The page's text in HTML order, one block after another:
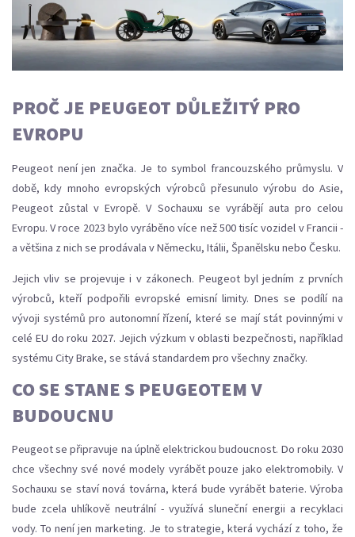
PROČ JE PEUGEOT DŮLEŽITÝ PRO
EVROPU
Peugeot není jen značka. Je to symbol francouzského průmyslu. V
době, kdy mnoho evropských výrobců přesunulo výrobu do Asie,
Peugeot zůstal v Evropě. V Sochauxu se vyrábějí auta pro celou
Evropu. V roce 2023 bylo vyráběno více než 500 tisíc vozidel v Francii -
a většina z nich se prodávala v Německu, Itálii, Španělsku nebo Česku.
Jejich vliv se projevuje i v zákonech. Peugeot byl jedním z prvních
výrobců, kteří podpořili evropské emisní limity. Dnes se podílí na
vývoji systémů pro autonomní řízení, které se mají stát povinnými v
celé EU do roku 2027. Jejich výzkum v oblasti bezpečnosti, například
systému City Brake, se stává standardem pro všechny značky.
CO SE STANE S PEUGEOTEM V
BUDOUCNU
Peugeot se připravuje na úplně elektrickou budoucnost. Do roku 2030
chce všechny své nové modely vyrábět pouze jako elektromobily. V
Sochauxu se staví nová továrna, která bude vyrábět baterie. Výroba
bude zcela uhlíkově neutrální - využívá sluneční energii a recyklaci
vody. To není jen marketing. Je to strategie, která vychází z toho, že